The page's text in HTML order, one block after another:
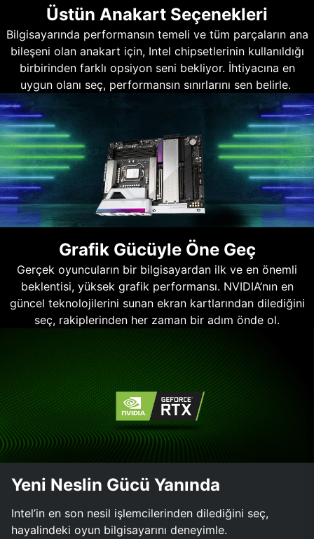
Üstün Anakart Seçenekleri
Bilgisayarında performansın temeli ve tüm parçaların ana
bileşeni olan anakart için, Intel chipsetlerinin kullanıldığı
birbirinden farklı opsiyon seni bekliyor. İhtiyacına en
uygun olanı seç, performansın sınırlarını sen belirle.
Grafik Gücüyle Öne Geç
Gerçek oyuncuların bir bilgisayardan ilk ve en önemli
beklentisi, yüksek grafik performansı. NVIDIA’nın en
güncel teknolojilerini sunan ekran kartlarından dilediğini
seç, rakiplerinden her zaman bir adım önde ol.
Yeni Neslin Gücü Yanında
Intel’in en son nesil işlemcilerinden dilediğini seç,
hayalindeki oyun bilgisayarını deneyimle.